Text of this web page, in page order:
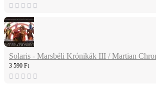
Solaris - Marsbéli Krónikák III / Martian
3 590 Ft